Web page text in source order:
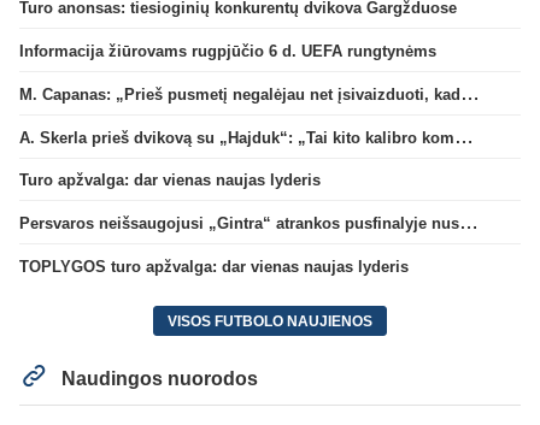
Turo anonsas: tiesioginių konkurentų dvikova Gargžduose
Informacija žiūrovams rugpjūčio 6 d. UEFA rungtynėms
M. Capanas: „Prieš pusmetį negalėjau net įsivaizduoti, kad žaisime prieš „Hajduk“
A. Skerla prieš dvikovą su „Hajduk“: „Tai kito kalibro komanda“
Turo apžvalga: dar vienas naujas lyderis
Persvaros neišsaugojusi „Gintra“ atrankos pusfinalyje nusileido Škotijos čempionėms
TOPLYGOS turo apžvalga: dar vienas naujas lyderis
VISOS FUTBOLO NAUJIENOS
Naudingos nuorodos